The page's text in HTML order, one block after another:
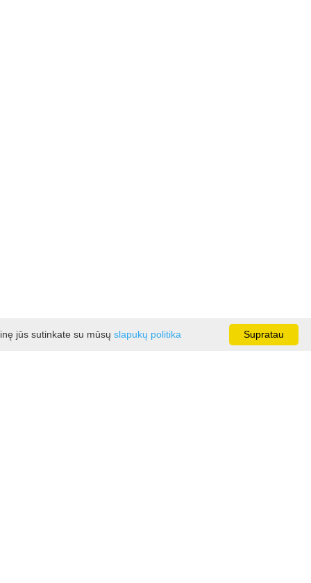
Supratau
jūs sutinkate su mūsų slapukų politika